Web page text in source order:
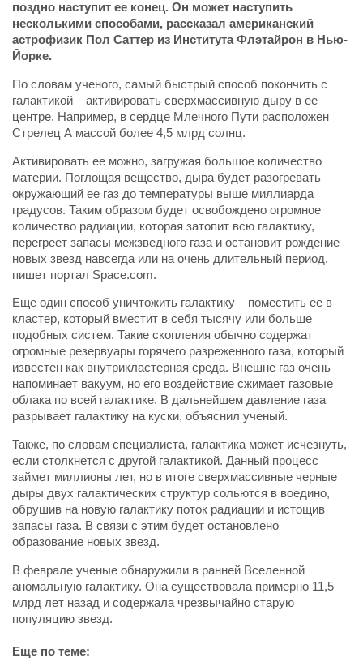
поздно наступит ее конец. Он может наступить
несколькими способами, рассказал американский
астрофизик Пол Саттер из Института Флэтайрон в Нью-
Йорке.
По словам ученого, самый быстрый способ покончить с
галактикой – активировать сверхмассивную дыру в ее
центре. Например, в сердце Млечного Пути расположен
Стрелец А массой более 4,5 млрд солнц.
Активировать ее можно, загружая большое количество
материи. Поглощая вещество, дыра будет разогревать
окружающий ее газ до температуры выше миллиарда
градусов. Таким образом будет освобождено огромное
количество радиации, которая затопит всю галактику,
перегреет запасы межзведного газа и остановит рождение
новых звезд навсегда или на очень длительный период,
пишет портал Space.com.
Еще один способ уничтожить галактику – поместить ее в
кластер, который вместит в себя тысячу или больше
подобных систем. Такие скопления обычно содержат
огромные резервуары горячего разреженного газа, который
известен как внутрикластерная среда. Внешне газ очень
напоминает вакуум, но его воздействие сжимает газовые
облака по всей галактике. В дальнейшем давление газа
разрывает галактику на куски, объяснил ученый.
Также, по словам специалиста, галактика может исчезнуть,
если столкнется с другой галактикой. Данный процесс
займет миллионы лет, но в итоге сверхмассивные черные
дыры двух галактических структур сольются в воедино,
обрушив на новую галактику поток радиации и истощив
запасы газа. В связи с этим будет остановлено
образование новых звезд.
В феврале ученые обнаружили в ранней Вселенной
аномальную галактику. Она существовала примерно 11,5
млрд лет назад и содержала чрезвычайно старую
популяцию звезд.
Еще по теме: